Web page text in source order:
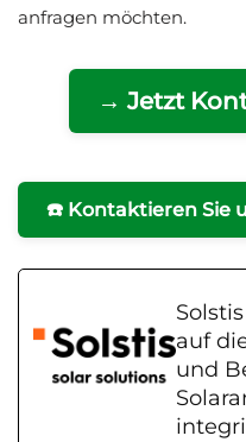
anfragen möchten.
→ Jetzt
☎️ Kontaktieren Sie
auf
und